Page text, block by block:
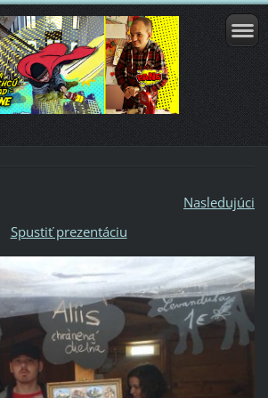
Nasledujúci
Spustiť prezentáciu